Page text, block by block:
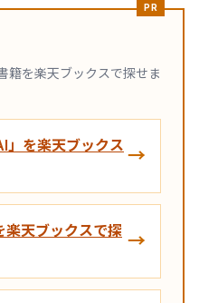
PR
籍を楽天ブックスで探せま
」を楽天ブックス →
楽天ブックスで探 →